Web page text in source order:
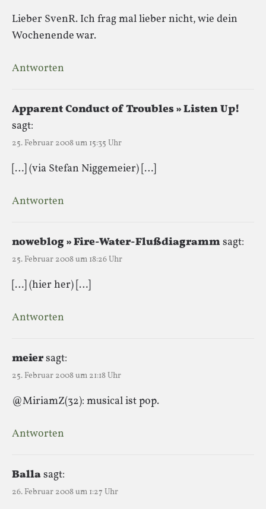
Lieber SvenR. Ich frag mal lieber nicht, wie dein
Wochenende war.
Antworten
Apparent Conduct of Troubles » Listen Up!
sagt:
25. Februar 2008 um 15:35 Uhr
[…] (via Stefan Niggemeier) […]
Antworten
noweblog » Fire-Water-Flußdiagrammsagt:
25. Februar 2008 um 18:26 Uhr
[…] (hier her) […]
Antworten
meiersagt:
25. Februar 2008 um 21:18 Uhr
@MiriamZ(32): musical ist pop.
Antworten
Ballasagt:
26. Februar 2008 um 1:27 Uhr